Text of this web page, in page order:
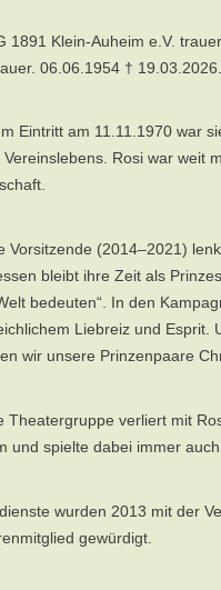
1891 Klein-Auheim e.V.
06.06.1954 †
Eintritt am 11.11.1970 war
Vereinslebens. Rosi war weit
Vorsitzende (2014–2021)
bleibt ihre Zeit als
bedeuten“. In den
Liebreiz und Esprit.
wir unsere Prinzenpaare
Theatergruppe verliert mit
und spielte dabei immer
wurden 2013 mit der
gewürdigt.